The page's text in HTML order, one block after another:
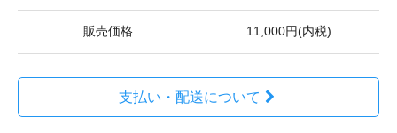
販売価格 11,000円(内税)
支払い・配送について